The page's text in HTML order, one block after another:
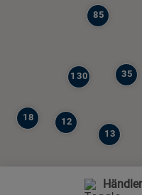
85
130 35
12
13
18